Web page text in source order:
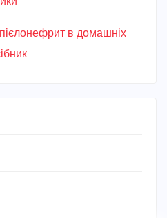
в домашніх